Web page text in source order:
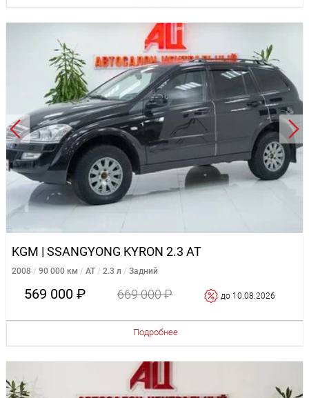
KGM | SSANGYONG KYRON 2.3 AT
2008 90 000 км AT 2.3 л Задний
569 000 ₽ 669 000 ₽ до 10.08.2026
Подробнее